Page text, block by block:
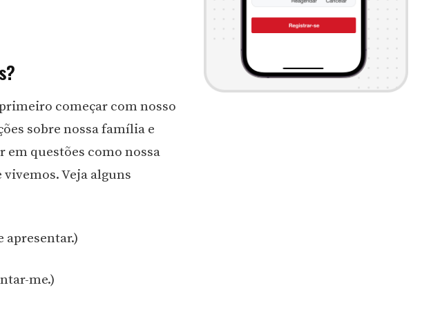
começar com nosso
sobre nossa família e
em questões como nossa
Veja alguns
apresentar.)
me.)